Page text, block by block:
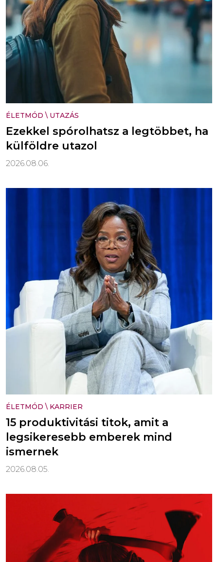
ÉLETMÓD \ UTAZÁS
Ezekkel spórolhatsz a legtöbbet, ha
külföldre utazol
2026.08.06.
ÉLETMÓD \ KARRIER
15 produktivitási titok, amit a
legsikeresebb emberek mind
ismernek
2026.08.05.